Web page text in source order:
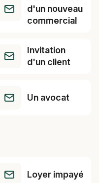
d'un nouveau
commercial
Invitation
d'un client
Un avocat
Loyer impayé